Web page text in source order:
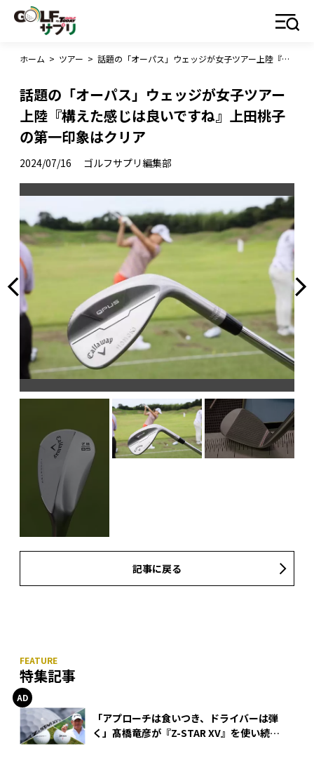
ホーム > ツアー > 話題の「オーパス」ウェッジが女子ツアー上陸『構えた感じは良いですね』上田桃子の第一印象はクリア
話題の「オーパス」ウェッジが女子ツアー
上陸『構えた感じは良いですね』上田桃子
の第一印象はクリア
2024/07/16 ゴルフサプリ編集部
記事に戻る
特集記事
「アプローチは食いつき、ドライバーは弾
く」髙橋竜彦が『Z-STAR XV』を使い続け